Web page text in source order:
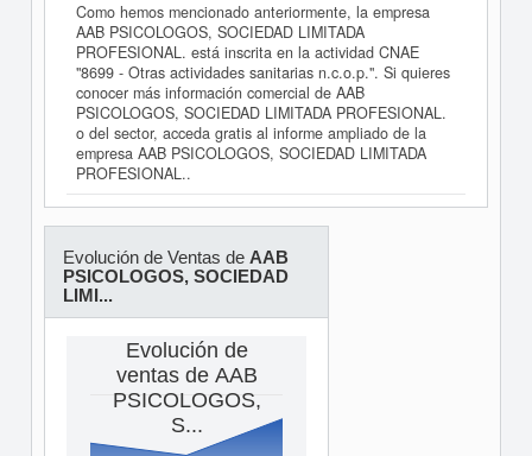
Como hemos mencionado anteriormente, la empresa
AAB PSICOLOGOS, SOCIEDAD LIMITADA
PROFESIONAL. está inscrita en la actividad CNAE
"8699 - Otras actividades sanitarias n.c.o.p.". Si quieres
conocer más información comercial de AAB
PSICOLOGOS, SOCIEDAD LIMITADA PROFESIONAL.
o del sector, acceda gratis al informe ampliado de la
empresa AAB PSICOLOGOS, SOCIEDAD LIMITADA
PROFESIONAL..
Evolución de Ventas de AAB
PSICOLOGOS, SOCIEDAD
LIMI...
Evolución de
ventas de AAB
PSICOLOGOS,
S...